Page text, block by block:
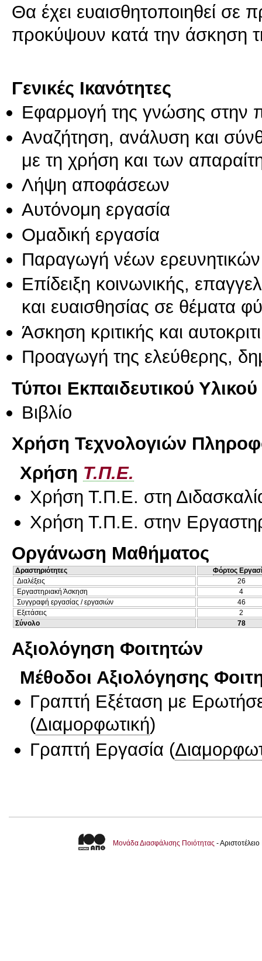
Θα έχει ευαισθητοποιηθεί σε
προκύψουν κατά την άσκηση
Γενικές Ικανότητες
Εφαρμογή της γνώσης στην
Αναζήτηση, ανάλυση και
με τη χρήση και των
Λήψη αποφάσεων
Αυτόνομη εργασία
Ομαδική εργασία
Παραγωγή νέων
Επίδειξη κοινωνικής,
και ευαισθησίας σε θέματα
Άσκηση κριτικής και
Προαγωγή της ελεύθερης,
Τύποι Εκπαιδευτικού Υλικού
Βιβλίο
Χρήση Τεχνολογιών
Χρήση Τ.Π.Ε.
Χρήση Τ.Π.Ε. στη
Χρήση Τ.Π.Ε. στην
Οργάνωση Μαθήματος
Δραστηριότητες
Φόρτος
Διαλέξεις
26
Εργαστηριακή Άσκηση
4
Συγγραφή εργασίας / εργασιών
46
Εξετάσεις
2
Σύνολο
78
Αξιολόγηση Φοιτητών
Μέθοδοι Αξιολόγησης
Γραπτή Εξέταση με
(Διαμορφωτική)
Γραπτή Εργασία (
Μονάδα Διασφάλισης Ποιότητας -